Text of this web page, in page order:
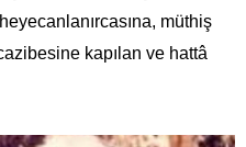
müthiş
kapılan ve hattâ